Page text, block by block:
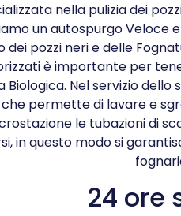
nella pulizia dei
un autospurgo
dei pozzi neri e delle
è importante per
Biologica. Nel servizio
permette di lavare e
le tubazioni di
in questo modo si
24 ore